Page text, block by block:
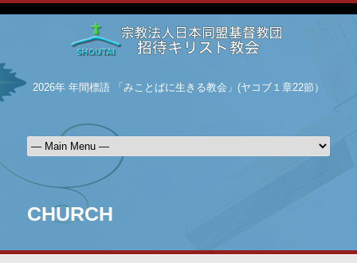
2026年 年間標語 「みことばに生きる教会」(ヤコブ１章22節）
CHURCH